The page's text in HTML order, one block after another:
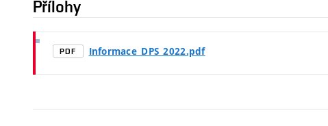
Přílohy
PDF Informace_DPS_2022.pdf